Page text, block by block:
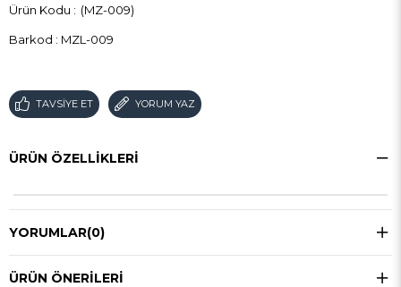
(MZ-009)
Barkod : MZL-009
TAVSIYE ET YORUM YAZ
ÜRÜN ÖZELLIKLERI
YORUMLAR(0)
ÜRÜN ÖNERILERI